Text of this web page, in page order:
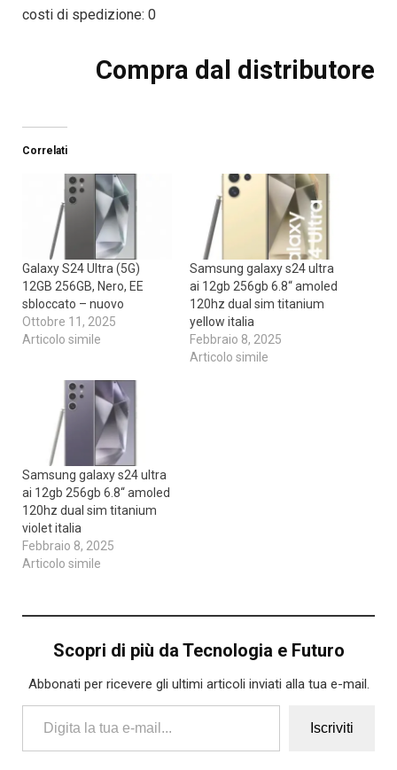
costi di spedizione: 0
Compra dal distributore
Correlati
Galaxy S24 Ultra (5G)
12GB 256GB, Nero, EE
sbloccato – nuovo
Ottobre 11, 2025
Articolo simile
Samsung galaxy s24 ultra
ai 12gb 256gb 6.8“ amoled
120hz dual sim titanium
yellow italia
Febbraio 8, 2025
Articolo simile
Samsung galaxy s24 ultra
ai 12gb 256gb 6.8“ amoled
120hz dual sim titanium
violet italia
Febbraio 8, 2025
Articolo simile
Scopri di più da Tecnologia e Futuro
Abbonati per ricevere gli ultimi articoli inviati alla tua e-mail.
Digita la tua e-mail...
Iscriviti